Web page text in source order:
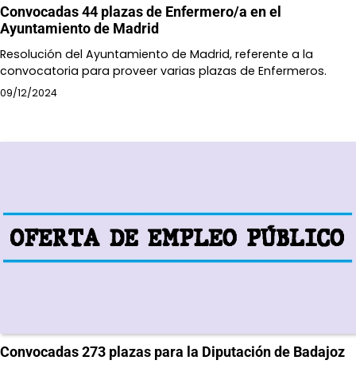
Convocadas 44 plazas de Enfermero/a en el
Ayuntamiento de Madrid
Resolución del Ayuntamiento de Madrid, referente a la
convocatoria para proveer varias plazas de Enfermeros.
09/12/2024
Convocadas 273 plazas para la Diputación de Badajoz